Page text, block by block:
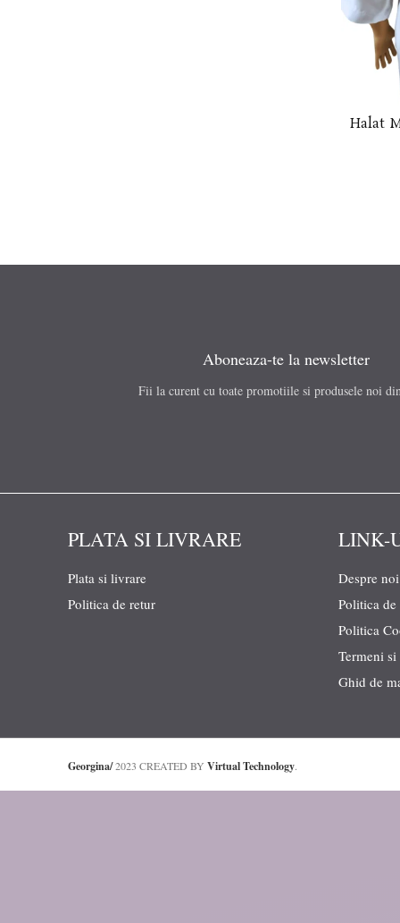
Halat
Aboneaza-te la newsletter
Fii la curent cu toate promotiile si produsele noi
PLATA SI LIVRARE
Plata si livrare
Politica de retur
LINK-
Despre noi
Politica
Politica
Termeni
Ghid de
Georgina/2023 CREATED BY Virtual Technology.